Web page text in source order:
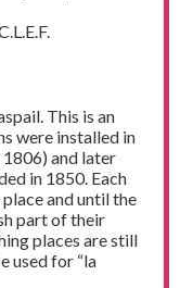
This is an
were installed in
and later
in 1850. Each
and until the
part of their
places are still
used for “la